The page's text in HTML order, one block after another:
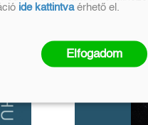
ide kattintvaérhető el.
Elfogadom